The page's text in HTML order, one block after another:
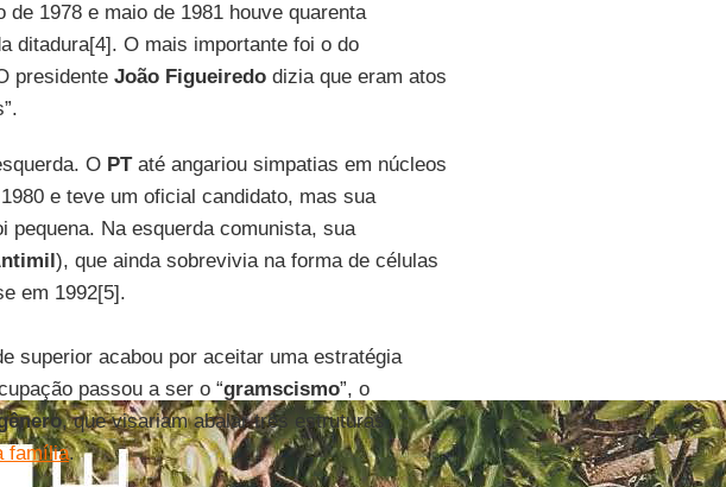
1978 e maio de 1981 houve quarenta
ditadura[4]. O mais importante foi o do
presidente João Figueiredodizia que eram atos
O PTaté angariou simpatias em núcleos
e teve um oficial candidato, mas sua
pequena. Na esquerda comunista, sua
), que ainda sobrevivia na forma de células
em 1992[5].
superior acabou por aceitar uma estratégia
passou a ser o “gramscismo”, o
, que visariam abalar três estruturas
família.